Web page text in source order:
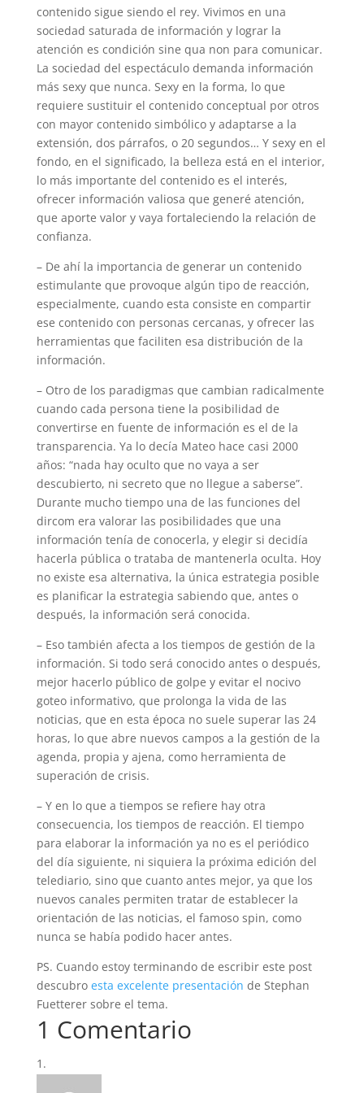
contenido sigue siendo el rey. Vivimos en una
sociedad saturada de información y lograr la
atención es condición sine qua non para comunicar.
La sociedad del espectáculo demanda información
más sexy que nunca. Sexy en la forma, lo que
requiere sustituir el contenido conceptual por otros
con mayor contenido simbólico y adaptarse a la
extensión, dos párrafos, o 20 segundos… Y sexy en el
fondo, en el significado, la belleza está en el interior,
lo más importante del contenido es el interés,
ofrecer información valiosa que generé atención,
que aporte valor y vaya fortaleciendo la relación de
confianza.
– De ahí la importancia de generar un contenido
estimulante que provoque algún tipo de reacción,
especialmente, cuando esta consiste en compartir
ese contenido con personas cercanas, y ofrecer las
herramientas que faciliten esa distribución de la
información.
– Otro de los paradigmas que cambian radicalmente
cuando cada persona tiene la posibilidad de
convertirse en fuente de información es el de la
transparencia. Ya lo decía Mateo hace casi 2000
años: “nada hay oculto que no vaya a ser
descubierto, ni secreto que no llegue a saberse”.
Durante mucho tiempo una de las funciones del
dircom era valorar las posibilidades que una
información tenía de conocerla, y elegir si decidía
hacerla pública o trataba de mantenerla oculta. Hoy
no existe esa alternativa, la única estrategia posible
es planificar la estrategia sabiendo que, antes o
después, la información será conocida.
– Eso también afecta a los tiempos de gestión de la
información. Si todo será conocido antes o después,
mejor hacerlo público de golpe y evitar el nocivo
goteo informativo, que prolonga la vida de las
noticias, que en esta época no suele superar las 24
horas, lo que abre nuevos campos a la gestión de la
agenda, propia y ajena, como herramienta de
superación de crisis.
– Y en lo que a tiempos se refiere hay otra
consecuencia, los tiempos de reacción. El tiempo
para elaborar la información ya no es el periódico
del día siguiente, ni siquiera la próxima edición del
telediario, sino que cuanto antes mejor, ya que los
nuevos canales permiten tratar de establecer la
orientación de las noticias, el famoso spin, como
nunca se había podido hacer antes.
PS. Cuando estoy terminando de escribir este post
descubro esta excelente presentación de Stephan
Fuetterer sobre el tema.
1 Comentario